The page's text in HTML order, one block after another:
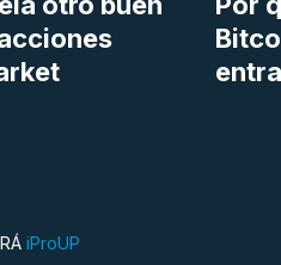
iProUP